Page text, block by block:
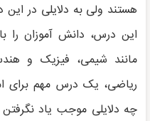
هستند ولی به دلایلی در
این درس، دانش آموزان
مانند شیمی، فیزیک و
ریاضی، یک درس مهم برای
چه دلایلی موجب یاد